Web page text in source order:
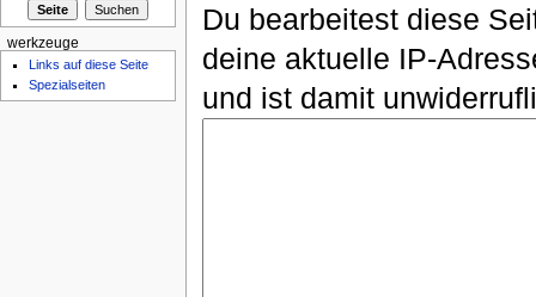
Du bearbeitest diese
deine aktuelle IP-
und ist damit
werkzeuge
Links auf diese Seite
Spezialseiten